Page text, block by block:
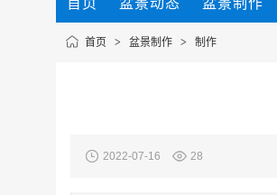
首页 盆景动态 盆景制作
首页 > 盆景制作 > 制作
2022-07-16 28